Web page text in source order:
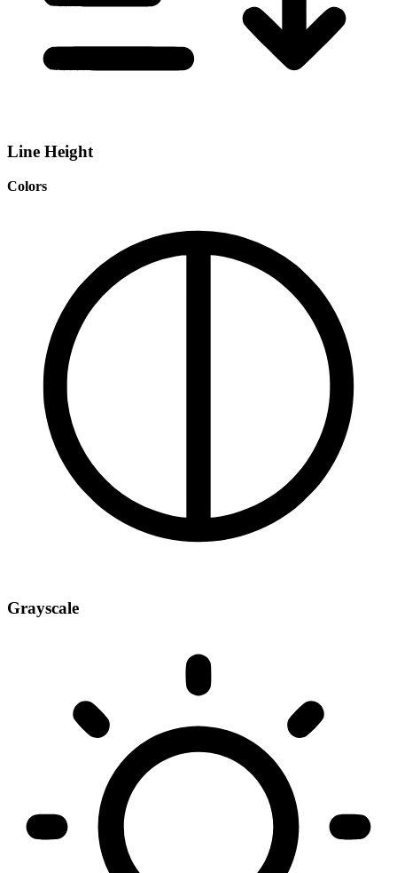
Line Height
Colors
Grayscale